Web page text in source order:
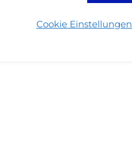
Cookie Einstellungen